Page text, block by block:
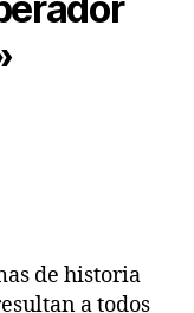
de historia
a todos